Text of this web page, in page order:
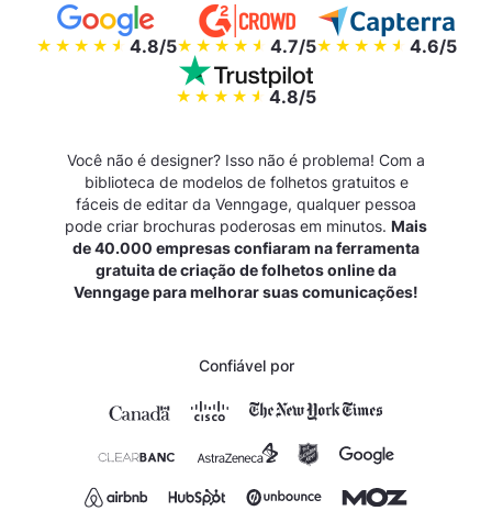
4.8/5 4.7/5 4.6/5
4.8/5
Você não é designer? Isso não é problema! Com a
biblioteca de modelos de folhetos gratuitos e
fáceis de editar da Venngage, qualquer pessoa
pode criar brochuras poderosas em minutos. Mais
de 40.000 empresas confiaram na ferramenta
gratuita de criação de folhetos online da
Venngage para melhorar suas comunicações!
Confiável por